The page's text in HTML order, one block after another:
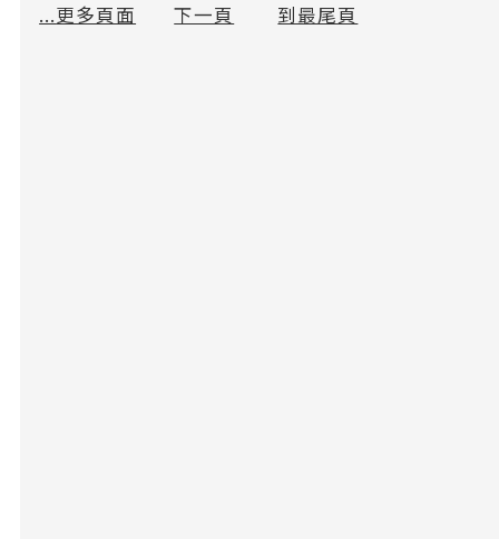
...更多頁面 下一頁 到最尾頁